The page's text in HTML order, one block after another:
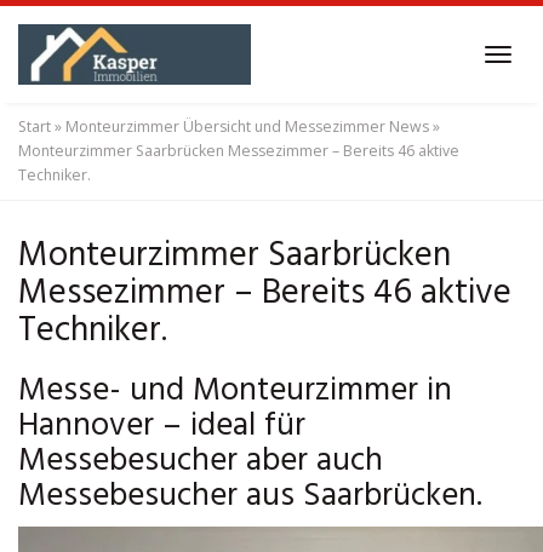
Skip
main
content
Start» Monteurzimmer Übersicht und Messezimmer News»
Monteurzimmer Saarbrücken Messezimmer – Bereits 46 aktive
Techniker.
Monteurzimmer Saarbrücken
Messezimmer – Bereits 46 aktive
Techniker.
Messe- und Monteurzimmer in
Hannover – ideal für
Messebesucher aber auch
Messebesucher aus Saarbrücken.